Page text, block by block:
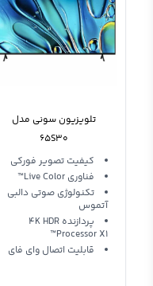
تلویزیون سونی مدل
65S30
کیفیت تصویر فورکی
فناوری Live Color™
تکنولوژی صوتی دالبی
آتموس
پردازنده 4K HDR
Processor X1™
قابلیت اتصال وای فای